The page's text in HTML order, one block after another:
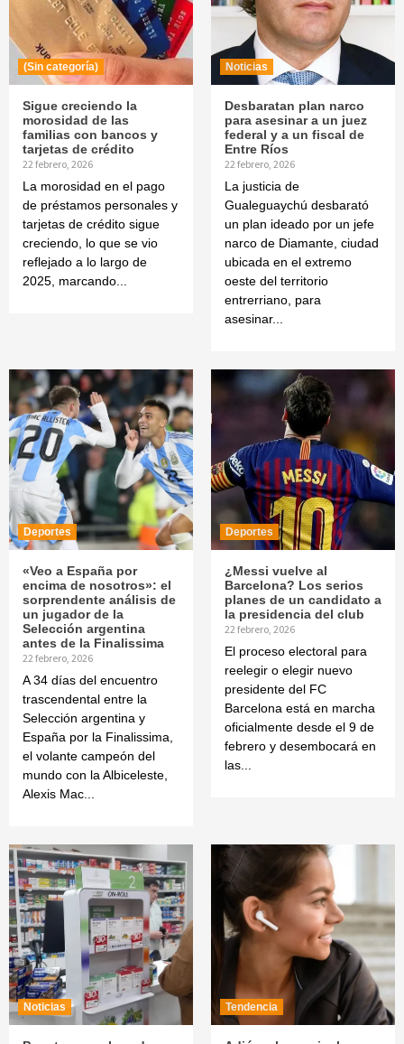
(Sin categoría)
Sigue creciendo la
morosidad de las
familias con bancos y
tarjetas de crédito
22 febrero, 2026
La morosidad en el pago
de préstamos personales y
tarjetas de crédito sigue
creciendo, lo que se vio
reflejado a lo largo de
2025, marcando...
Noticias
Desbaratan plan narco
para asesinar a un juez
federal y a un fiscal de
Entre Ríos
22 febrero, 2026
La justicia de
Gualeguaychú desbarató
un plan ideado por un jefe
narco de Diamante, ciudad
ubicada en el extremo
oeste del territorio
entrerriano, para
asesinar...
Deportes
«Veo a España por
encima de nosotros»: el
sorprendente análisis de
un jugador de la
Selección argentina
antes de la Finalissima
22 febrero, 2026
A 34 días del encuentro
trascendental entre la
Selección argentina y
España por la Finalissima,
el volante campeón del
mundo con la Albiceleste,
Alexis Mac...
Deportes
¿Messi vuelve al
Barcelona? Los serios
planes de un candidato a
la presidencia del club
22 febrero, 2026
El proceso electoral para
reelegir o elegir nuevo
presidente del FC
Barcelona está en marcha
oficialmente desde el 9 de
febrero y desembocará en
las...
Noticias Tendencia